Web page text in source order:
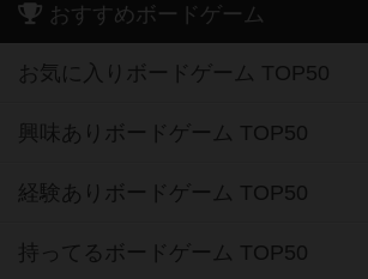
おすすめボードゲーム
お気に入りボードゲーム TOP50
興味ありボードゲーム TOP50
経験ありボードゲーム TOP50
持ってるボードゲーム TOP50